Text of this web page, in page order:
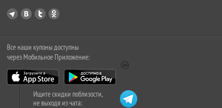
Все наши купоны доступны
через Мобильное Приложение:
Ищите скидки поблизости,
не выходя из чата: